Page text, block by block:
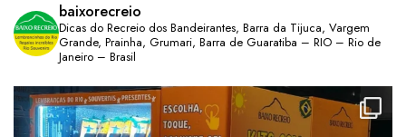
baixorecreio
Dicas do Recreio dos Bandeirantes, Barra da Tijuca, Vargem
Grande, Prainha, Grumari, Barra de Guaratiba – RIO – Rio de
Janeiro – Brasil